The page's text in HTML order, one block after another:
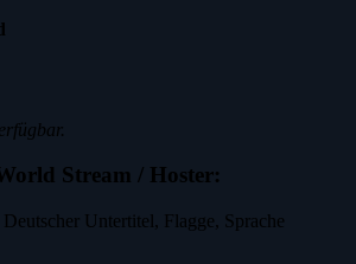
Stream / Hoster: